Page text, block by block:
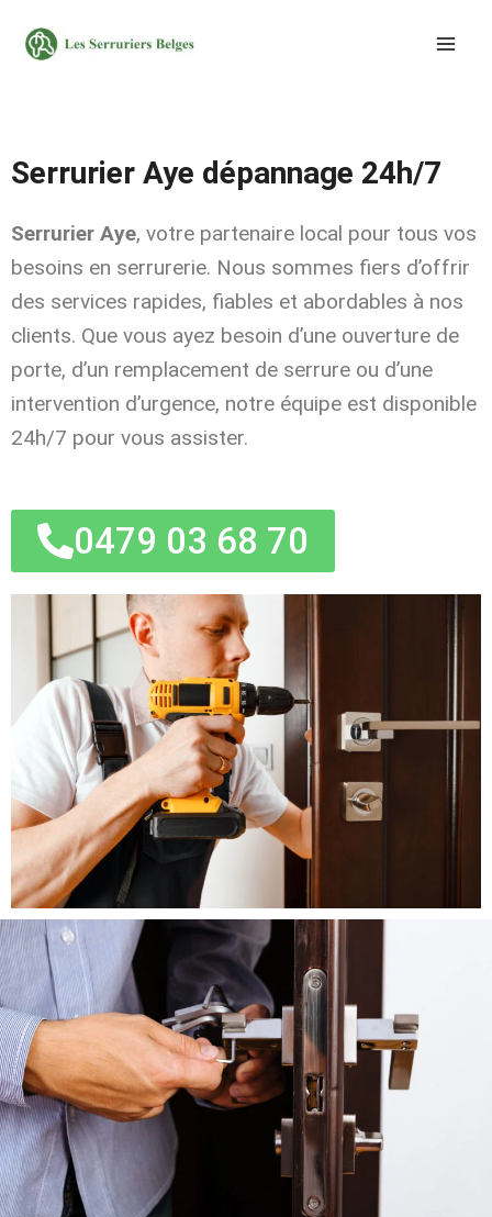
Serrurier Aye dépannage 24h/7
Serrurier Aye, votre partenaire local pour tous vos
besoins en serrurerie. Nous sommes fiers d’offrir
des services rapides, fiables et abordables à nos
clients. Que vous ayez besoin d’une ouverture de
porte, d’un remplacement de serrure ou d’une
intervention d’urgence, notre équipe est disponible
24h/7 pour vous assister.
0479 03 68 70